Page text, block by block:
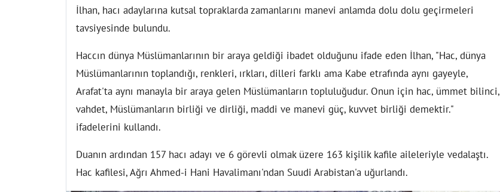
İlhan, hacı adaylarına kutsal topraklarda zamanlarını manevi anlamda dolu dolu geçirmeleri
tavsiyesinde bulundu.
Haccın dünya Müslümanlarının bir araya geldiği ibadet olduğunu ifade eden İlhan, "Hac, dünya
Müslümanlarının toplandığı, renkleri, ırkları, dilleri farklı ama Kabe etrafında aynı gayeyle,
Arafat'ta aynı manayla bir araya gelen Müslümanların topluluğudur. Onun için hac, ümmet bilinci,
vahdet, Müslümanların birliği ve dirliği, maddi ve manevi güç, kuvvet birliği demektir."
ifadelerini kullandı.
Duanın ardından 157 hacı adayı ve 6 görevli olmak üzere 163 kişilik kafile aileleriyle vedalaştı.
Hac kafilesi, Ağrı Ahmed-i Hani Havalimanı'ndan Suudi Arabistan'a uğurlandı.